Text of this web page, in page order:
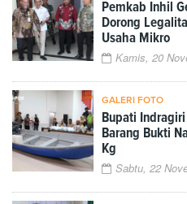
Pemkab Inhil
Dorong
Usaha Mikro
Kamis, 20
GALERI FOTO
Bupati
Barang Bukti
Kg
Sabtu, 22